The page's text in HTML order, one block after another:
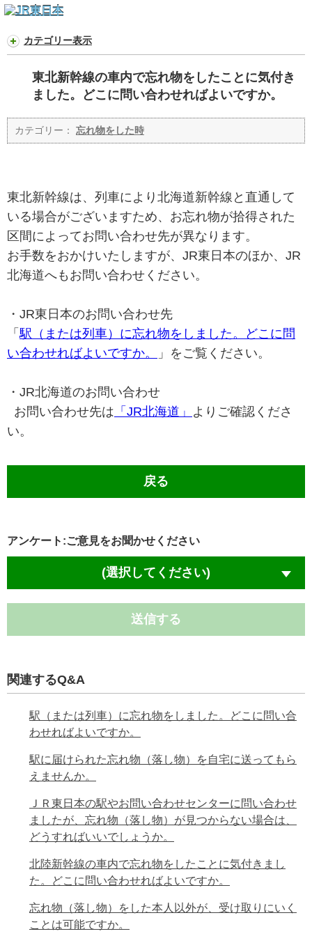
カテゴリー表示
東北新幹線の車内で忘れ物をしたことに気付き
ました。どこに問い合わせればよいですか。
カテゴリー： 忘れ物をした時
東北新幹線は、列車により北海道新幹線と直通して
いる場合がございますため、お忘れ物が拾得された
区間によってお問い合わせ先が異なります。
お手数をおかけいたしますが、JR東日本のほか、JR
北海道へもお問い合わせください。
・JR東日本のお問い合わせ先
「駅（または列車）に忘れ物をしました。どこに問
い合わせればよいですか。
」をご覧ください。
・JR北海道のお問い合わせ
お問い合わせ先は 「JR北海道」 よりご確認くださ
い。
戻る
アンケート:ご意見をお聞かせください
(選択してください)
送信する
関連するQ&A
駅（または列車）に忘れ物をしました。どこに問い合
わせればよいですか。
駅に届けられた忘れ物（落し物）を自宅に送ってもら
えませんか。
ＪＲ東日本の駅やお問い合わせセンターに問い合わせ
ましたが、忘れ物（落し物）が見つからない場合は、
どうすればいいでしょうか。
北陸新幹線の車内で忘れ物をしたことに気付きまし
た。どこに問い合わせればよいですか。
忘れ物（落し物）をした本人以外が、受け取りにいく
ことは可能ですか。